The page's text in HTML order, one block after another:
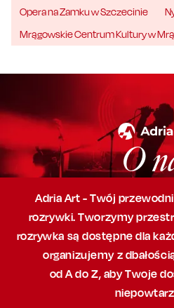
Opera na Zamku w Szczecinie
Mrągowskie Centrum Kultury w
O
Adria Art - Twój
rozrywki. Tworzymy
rozrywka są dostępne dla
organizujemy z
od A do Z, abyTwoje